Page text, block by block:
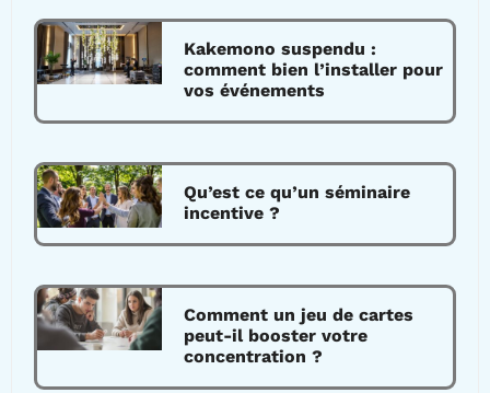
Kakemono suspendu :
comment bien l’installer pour
vos événements
Qu’est ce qu’un séminaire
incentive ?
Comment un jeu de cartes
peut-il booster votre
concentration ?